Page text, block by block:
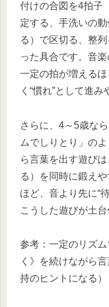
付けの合図を4拍子
定する、手洗いの
る）で区切る、整
った具合です。音
一定の拍が増えるほ
く“慣れ”として進み
さらに、4～5歳な
ムでしりとり」の
ら言葉を出す遊び
る）を同時に鍛え
ほど、音より先に“
こうした遊びが土台
参考：一定のリズ
く》を続けながら
持のヒントになる）